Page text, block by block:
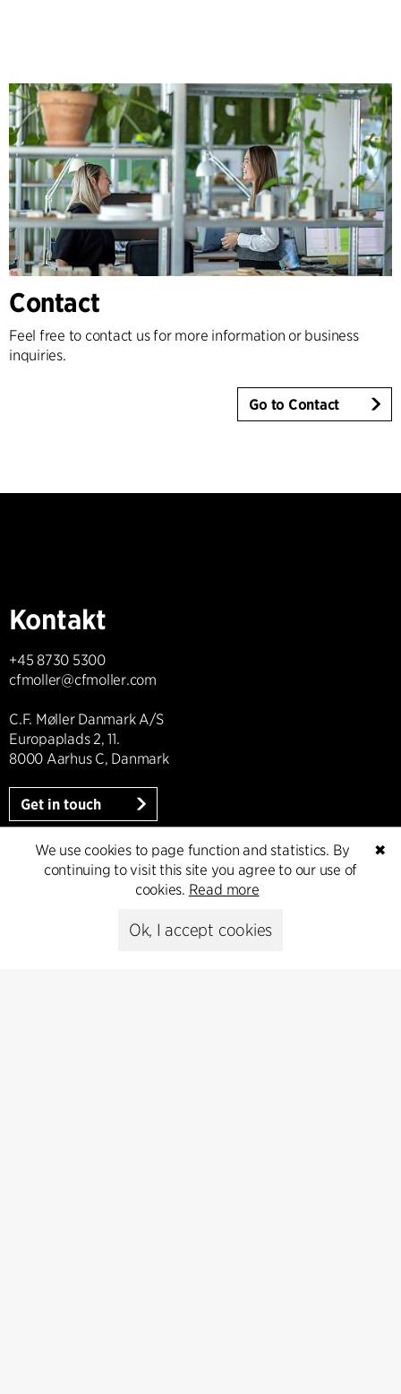
Contact
Feel free to contact us for more information or business
inquiries.
Go to Contact
Kontakt
+45 8730 5300
cfmoller@cfmoller.com
C.F. Møller Danmark A/S
Europaplads 2, 11.
8000 Aarhus C, Danmark
Get in touch
Head of Communications
✖
We use cookies to page function and statistics. By
continuing to visit this site you agree to our use of
cookies. Read more
Ok, I accept cookies